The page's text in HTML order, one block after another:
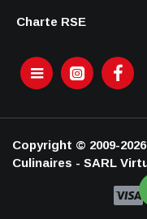
Charte RSE
Copyright © 2009-
Culinaires - SARL